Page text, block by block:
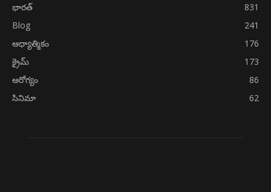
భారత్
831
Blog
241
ఆధ్యాత్మికం
176
క్రైమ్
173
ఆరోగ్యం
86
సినిమా
62